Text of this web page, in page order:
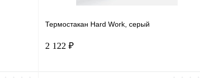
Термостакан Hard Work, серый
2 122 ₽